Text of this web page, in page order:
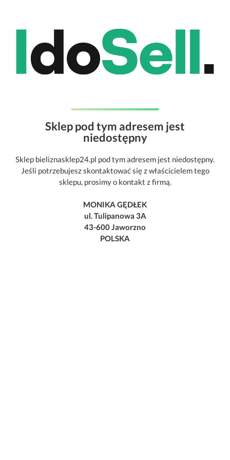
Sklep pod tym adresem jest
niedostępny
Sklep bieliznasklep24.pl pod tym adresem jest niedostępny.
Jeśli potrzebujesz skontaktować się z właścicielem tego
sklepu, prosimy o kontakt z firmą.
MONIKA GĘDŁEK
ul. Tulipanowa 3A
43-600 Jaworzno
POLSKA